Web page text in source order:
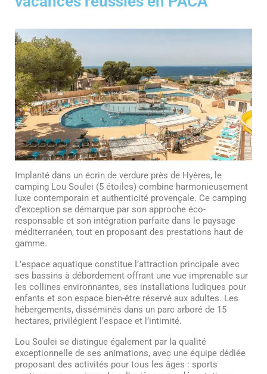
Implanté dans un écrin de verdure près de Hyères, le
camping Lou Soulei (5 étoiles) combine harmonieusement
luxe contemporain et authenticité provençale. Ce camping
d’exception se démarque par son approche éco-
responsable et son intégration parfaite dans le paysage
méditerranéen, tout en proposant des prestations haut de
gamme.
L’espace aquatique constitue l’attraction principale avec
ses bassins à débordement offrant une vue imprenable sur
les collines environnantes, ses installations ludiques pour
enfants et son espace bien-être réservé aux adultes. Les
hébergements, disséminés dans un parc arboré de 15
hectares, privilégient l’espace et l’intimité.
Lou Soulei se distingue également par la qualité
exceptionnelle de ses animations, avec une équipe dédiée
proposant des activités pour tous les âges : sports